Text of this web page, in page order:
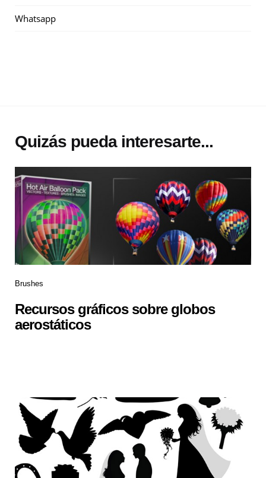
Whatsapp
Quizás pueda interesarte...
Brushes
Recursos gráficos sobre globos
aerostáticos